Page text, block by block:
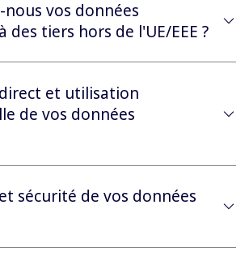
vos données
des tiers hors de l'UE/EEE ?
et utilisation
de vos données
sécurité de vos données